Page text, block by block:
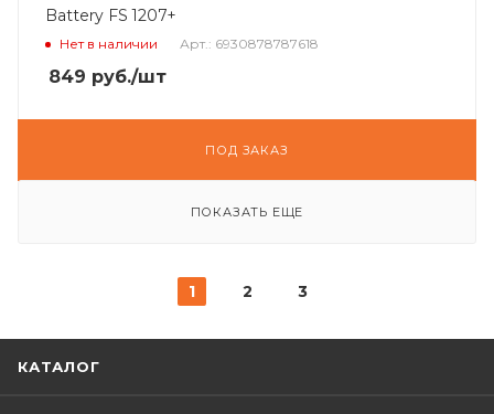
Battery FS 1207+
Нет в наличии Арт.: 6930878787618
849 руб./шт
ПОД ЗАКАЗ
ПОКАЗАТЬ ЕЩЕ
1 2 3
КАТАЛОГ